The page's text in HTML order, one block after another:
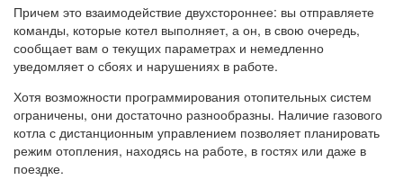
Причем это взаимодействие двухстороннее: вы отправляете
команды, которые котел выполняет, а он, в свою очередь,
сообщает вам о текущих параметрах и немедленно
уведомляет о сбоях и нарушениях в работе.
Хотя возможности программирования отопительных систем
ограничены, они достаточно разнообразны. Наличие газового
котла с дистанционным управлением позволяет планировать
режим отопления, находясь на работе, в гостях или даже в
поездке.